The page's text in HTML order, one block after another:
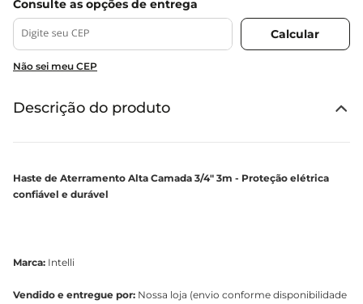
Não sei meu CEP
Descrição do produto
Haste de Aterramento Alta Camada 3/4" 3m - Proteção elétrica
confiável e durável
Marca: Intelli
Vendido e entregue por: Nossa loja (envio conforme disponibilidade